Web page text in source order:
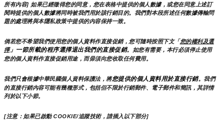
所有內容] 如果已經徵得您的同意，您在表格中提供的個人數據，或您在同意上述訂
閱時提供的個人數據將同時被我們用於該行銷目的。我們對本段所述任何數據傳輸問
題的處理將與本隱私政策中提供的內容保持一致。
倘若您不希望我們使用您的個人資料作直接促銷，您可隨時按照下文「您的權利及選
擇」一節所載的程序選擇退出我們的直接促銷。如您有需要，本行必須停止使用
您的個人資料作直接促銷用途，而毋須向您收取任何費用。
我們只會根據中華民國個人資料保護法，將您提供的個人資料用於直接行銷。我們
的直接行銷內容可能有幾種形式，包括但不限於行銷郵件、電子郵件和簡訊，其詳情
列於以下小節。
[注意：如果已啟動 COOKIE/追蹤技術，請插入以下部分]